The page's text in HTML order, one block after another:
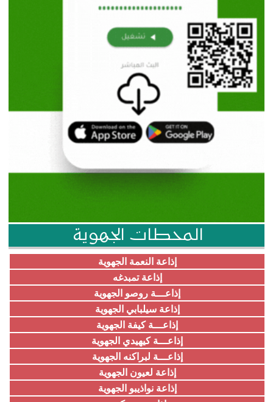
المحطات الجهوية
إذاعة النعمة الجهوية
إذاعة تمبدغه
إذاعـــة روصو الجهوية
إذاعة سيلبابي الجهوية
إذاعـــة كيفة الجهوية
إذاعـــة كيهيدي الجهوية
إذاعـــة لبراكنه الجهوية
إذاعة لعيون الجهوية
إذاعة نواذيبو الجهوية